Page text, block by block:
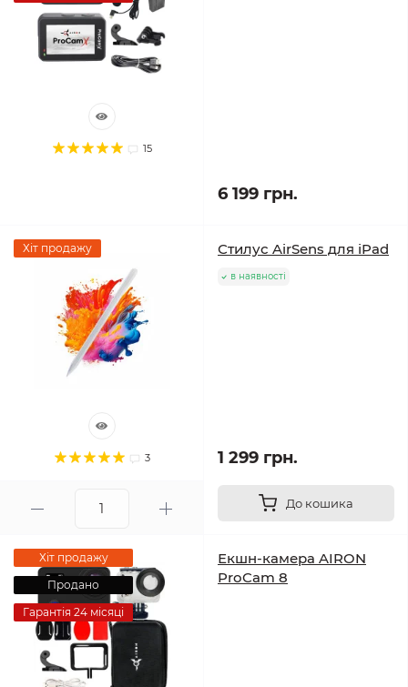
15
6 199 грн.
Хіт продажу
3
Стилус AirSens для iPad
в наявності
1 299 грн.
До кошика
Хіт продажу
Продано
Гарантія 24 місяці
Екшн-камера AIRON
ProCam 8